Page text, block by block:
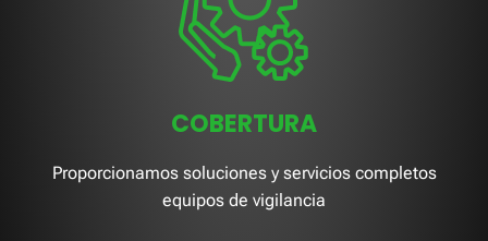
COBERTURA
Proporcionamos soluciones y servicios completos
equipos de vigilancia